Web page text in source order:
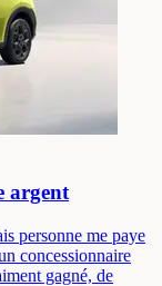
argent
personne me paye
concessionnaire
gagné, de